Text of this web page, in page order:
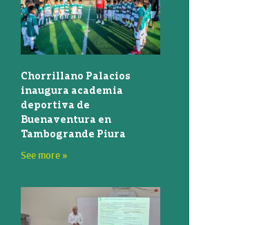
Chorrillano Palacios
inaugura academia
deportiva de
Buenaventura en
Tambogrande Piura
See more »